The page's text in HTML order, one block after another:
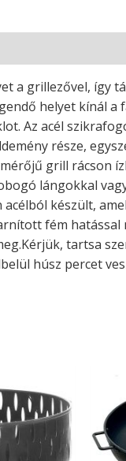
a grillezővel, így
helyet kínál
Az acél
része,
grill rácson
lángokkal
készült,
fém hatással
tartsa
húsz percet